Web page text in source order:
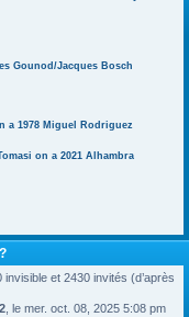
Gounod/Jacques Bosch
a 1978 Miguel Rodriguez
on a 2021 Alhambra
et 2430 invités (d’après
, le mer. oct. 08, 2025 5:08 pm